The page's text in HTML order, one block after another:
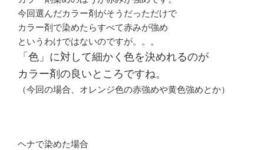
今回選んだカラー剤がそうだっただけで
カラー剤で染めたらすべて赤みが強め
というわけではないのですが。。。
「色」に対して細かく色を決めれるのが
カラー剤の良いところですね。
（今回の場合、オレンジ色の赤強めや黄色強めとか）
ヘナで染めた場合